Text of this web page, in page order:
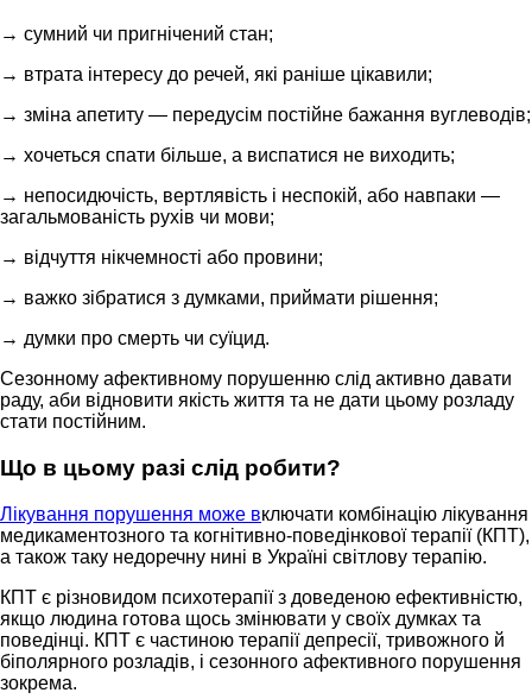
→ сумний чи пригнічений стан;
→ втрата інтересу до речей, які раніше цікавили;
→ зміна апетиту — передусім постійне бажання вуглеводів;
→ хочеться спати більше, а виспатися не виходить;
→ непосидючість, вертлявість і неспокій, або навпаки —
загальмованість рухів чи мови;
→ відчуття нікчемності або провини;
→ важко зібратися з думками, приймати рішення;
→ думки про смерть чи суїцид.
Сезонному афективному порушенню слід активно давати
раду, аби відновити якість життя та не дати цьому розладу
стати постійним.
Що в цьому разі слід робити?
Лікування порушення може включати комбінацію лікування
медикаментозного та когнітивно-поведінкової терапії (КПТ),
а також таку недоречну нині в Україні світлову терапію.
КПТ є різновидом психотерапії з доведеною ефективністю,
якщо людина готова щось змінювати у своїх думках та
поведінці. КПТ є частиною терапії депресії, тривожного й
біполярного розладів, і сезонного афективного порушення
зокрема.